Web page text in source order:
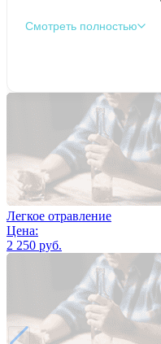
Смотреть полностью
Легкое отравление
Цена:
2 250 руб.